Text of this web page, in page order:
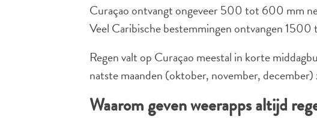
Curaçao ontvangt ongeveer 500 tot 600 mm
Veel Caribische bestemmingen ontvangen
Regen valt op Curaçao meestal in korte
natste maanden (oktober, november, december)
Waarom geven weerapps altijd